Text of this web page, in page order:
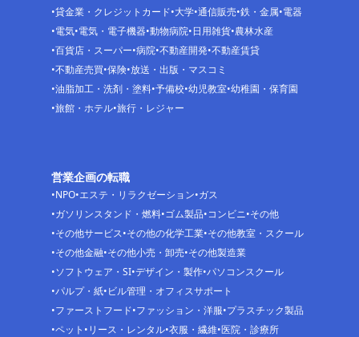
貸金業・クレジットカード 大学 通信販売 鉄・金属 電器
電気 電気・電子機器 動物病院 日用雑貨 農林水産
百貨店・スーパー 病院 不動産開発 不動産賃貸
不動産売買 保険 放送・出版・マスコミ
油脂加工・洗剤・塗料 予備校 幼児教室 幼稚園・保育園
旅館・ホテル 旅行・レジャー
営業企画の転職
NPO エステ・リラクゼーション ガス
ガソリンスタンド・燃料 ゴム製品 コンビニ その他
その他サービス その他の化学工業 その他教室・スクール
その他金融 その他小売・卸売 その他製造業
ソフトウェア・SI デザイン・製作 パソコンスクール
パルプ・紙 ビル管理・オフィスサポート
ファーストフード ファッション・洋服 プラスチック製品
ペット リース・レンタル 衣服・繊維 医院・診療所